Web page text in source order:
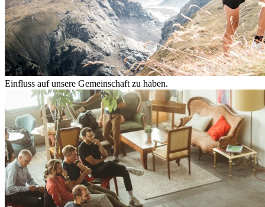
Einfluss auf unsere Gemeinschaft zu haben.